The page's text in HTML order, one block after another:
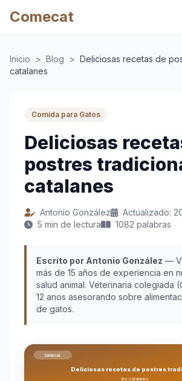
Comecat
Inicio > Blog > Deliciosas recetas de
catalanes
Comida para Gatos
Deliciosas
postres
catalanes
Antonio González
Actualizado:
5 min de lectura
1082 palabras
Escrito por Antonio González —
más de 15 años de experiencia en
salud animal. Veterinaria colegiada
12 anos asesorando sobre
de gatos.
Comecat
Deliciosas recetas de postres
les catalanes